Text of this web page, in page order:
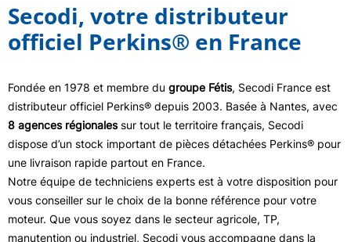
Secodi, votre distributeur
officiel Perkins® en France
Fondée en 1978 et membre du groupe Fétis, Secodi France est
distributeur officiel Perkins® depuis 2003. Basée à Nantes, avec
8 agences régionalessur tout le territoire français, Secodi
dispose d’un stock important de pièces détachées Perkins® pour
une livraison rapide partout en France.
Notre équipe de techniciens experts est à votre disposition pour
vous conseiller sur le choix de la bonne référence pour votre
moteur. Que vous soyez dans le secteur agricole, TP,
manutention ou industriel, Secodi vous accompagne dans la